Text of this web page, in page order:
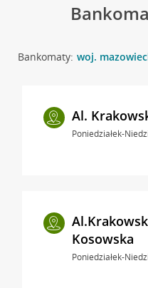
Bankomaty: woj.
Al.
Poniedziałek-
Kosowska
Poniedziałek-